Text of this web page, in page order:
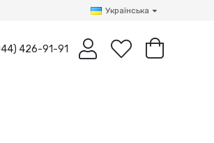
Українська
426-91-91